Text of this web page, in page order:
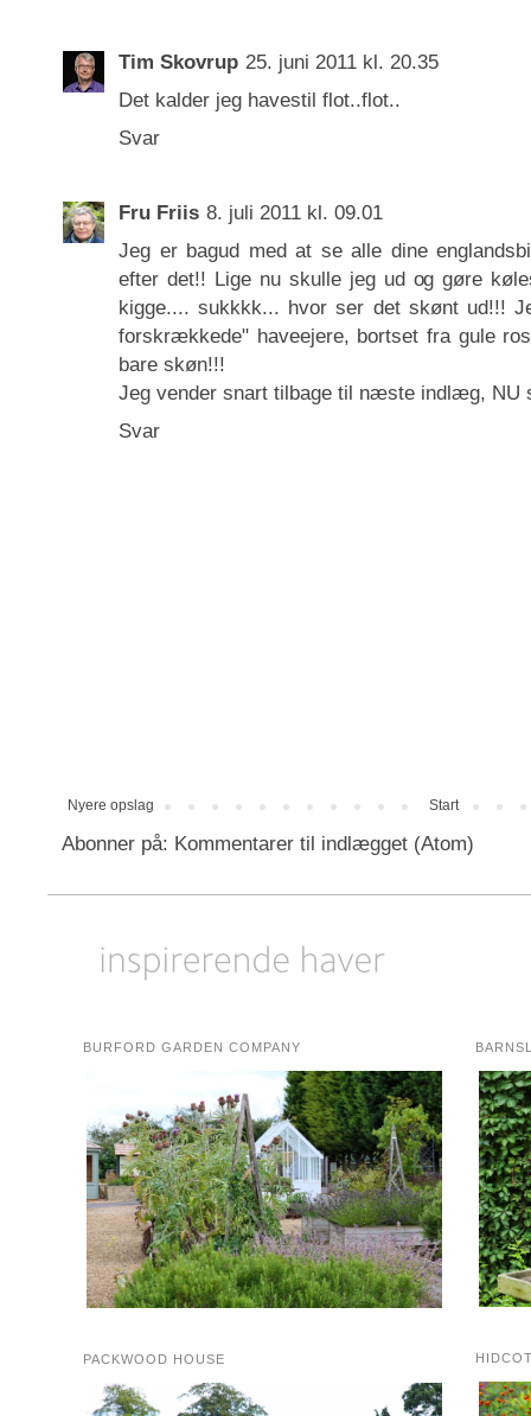
Tim Skovrup 25. juni 2011 kl. 20.35
Det kalder jeg havestil flot..flot..
Svar
Fru Friis 8. juli 2011 kl. 09.01
Jeg er bagud med at se alle dine
efter det!! Lige nu skulle jeg ud og gøre
kigge.... sukkkk... hvor ser det skønt ud!!!
forskrækkede" haveejere, bortset fra gule
bare skøn!!!
Jeg vender snart tilbage til næste indlæg,
Svar
Nyere opslag Start
Abonner på: Kommentarer til indlægget (Atom)
BURFORD GARDEN COMPANY
PACKWOOD HOUSE